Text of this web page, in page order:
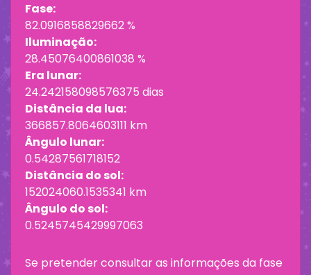
Fase:
82.0916858829662 %
Iluminação:
28.45076400861038 %
Era lunar:
24.242158098576375 dias
Distância da lua:
366857.8064603111 km
Ângulo lunar:
0.54287561718152
Distância do sol:
152024060.1535341 km
Ângulo do sol:
0.5245745429997063
Se pretender consultar as informações da fase